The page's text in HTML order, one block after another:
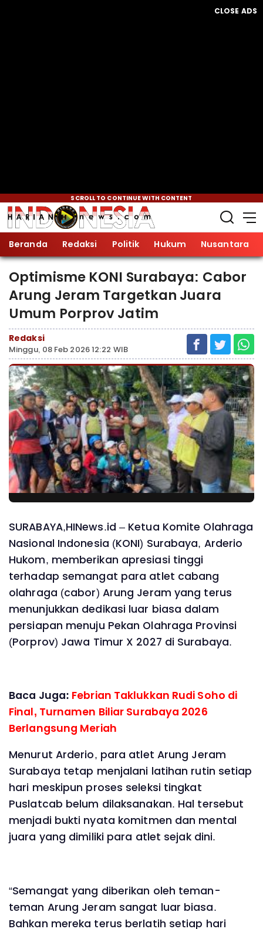
CLOSE ADS
SCROLL TO CONTINUE WITH CONTENT
Beranda Redaksi Politik Hukum Nusantara
Optimisme KONI Surabaya: Cabor
Arung Jeram Targetkan Juara
Umum Porprov Jatim
Redaksi
Minggu, 08 Feb 2026 12:22 WIB
SURABAYA,HINews.id – Ketua Komite Olahraga
Nasional Indonesia (KONI) Surabaya, Arderio
Hukom, memberikan apresiasi tinggi
terhadap semangat para atlet cabang
olahraga (cabor) Arung Jeram yang terus
menunjukkan dedikasi luar biasa dalam
persiapan menuju Pekan Olahraga Provinsi
(Porprov) Jawa Timur X 2027 di Surabaya.
Baca Juga: Febrian Taklukkan Rudi Soho di
Final, Turnamen Biliar Surabaya 2026
Berlangsung Meriah
Menurut Arderio, para atlet Arung Jeram
Surabaya tetap menjalani latihan rutin setiap
hari meskipun proses seleksi tingkat
Puslatcab belum dilaksanakan. Hal tersebut
menjadi bukti nyata komitmen dan mental
juara yang dimiliki para atlet sejak dini.
“Semangat yang diberikan oleh teman-
teman Arung Jeram sangat luar biasa.
Bahkan mereka terus berlatih setiap hari